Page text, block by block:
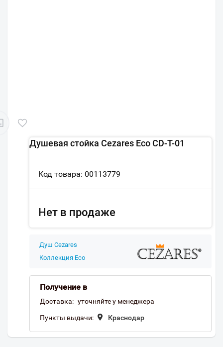
Душевая стойка Cezares Eco CD-T-01
Код товара: 00113779
Нет в продаже
Душ Cezares
Коллекция Eco
Получение в
Доставка: уточняйте у менеджера
Пункты выдачи: Краснодар